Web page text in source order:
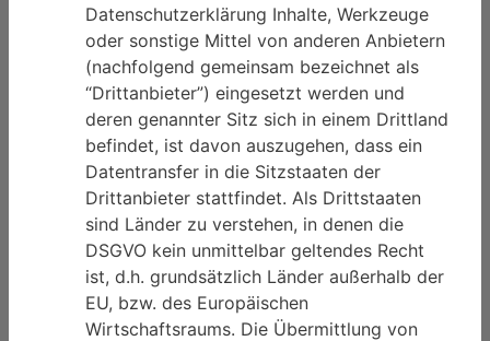
Datenschutzerklärung Inhalte, Werkzeuge
oder sonstige Mittel von anderen Anbietern
(nachfolgend gemeinsam bezeichnet als
“Drittanbieter”) eingesetzt werden und
deren genannter Sitz sich in einem Drittland
befindet, ist davon auszugehen, dass ein
Datentransfer in die Sitzstaaten der
Drittanbieter stattfindet. Als Drittstaaten
sind Länder zu verstehen, in denen die
DSGVO kein unmittelbar geltendes Recht
ist, d.h. grundsätzlich Länder außerhalb der
EU, bzw. des Europäischen
Wirtschaftsraums. Die Übermittlung von